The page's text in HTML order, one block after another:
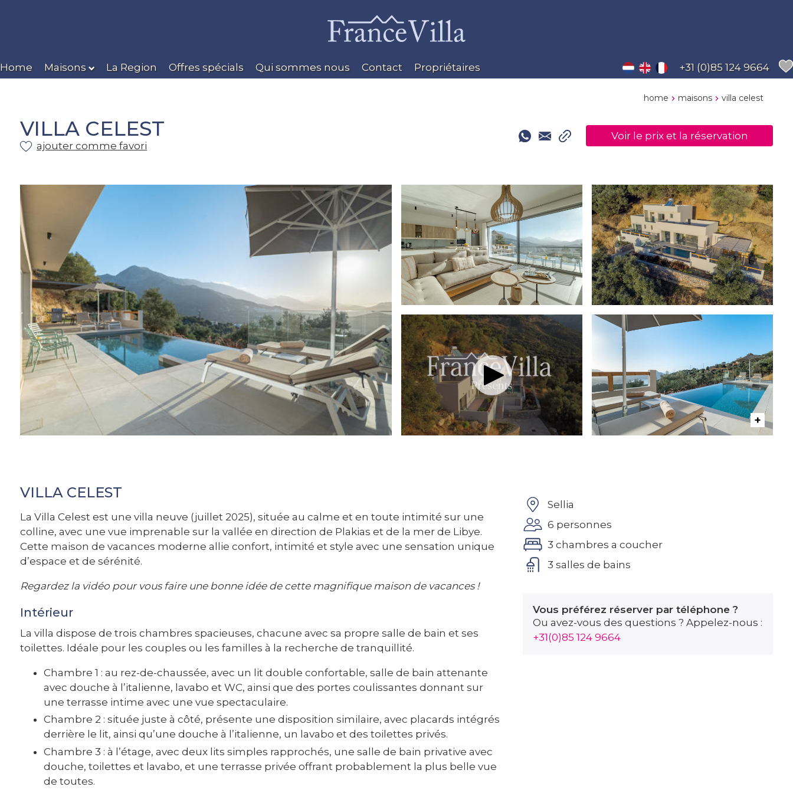
Home Maisons La Region Offres spécials Qui sommes nous Contact Propriétaires +31 (0)85 124 9664
home maisons villa celest
VILLA CELEST
ajouter comme favori
Voir le prix et la réservation
VILLA CELEST
La Villa Celest est une villa neuve (juillet 2025), située au calme et en toute intimité sur une
colline, avec une vue imprenable sur la vallée en direction de Plakias et de la mer de Libye.
Cette maison de vacances moderne allie confort, intimité et style avec une sensation unique
d’espace et de sérénité.
Regardez la vidéo pour vous faire une bonne idée de cette magnifique maison de vacances !
Intérieur
La villa dispose de trois chambres spacieuses, chacune avec sa propre salle de bain et ses
toilettes. Idéale pour les couples ou les familles à la recherche de tranquillité.
Chambre 1 : au rez-de-chaussée, avec un lit double confortable, salle de bain attenante
avec douche à l’italienne, lavabo et WC, ainsi que des portes coulissantes donnant sur
une terrasse intime avec une vue spectaculaire.
Chambre 2 : située juste à côté, présente une disposition similaire, avec placards intégrés
derrière le lit, ainsi qu’une douche à l’italienne, un lavabo et des toilettes privés.
Chambre 3 : à l’étage, avec deux lits simples rapprochés, une salle de bain privative avec
douche, toilettes et lavabo, et une terrasse privée offrant probablement la plus belle vue
de toutes.
Sellia
6 personnes
3 chambres a coucher
3 salles de bains
Vous préférez réserver par téléphone ?
Ou avez-vous des questions ? Appelez-nous :
+31(0)85 124 9664